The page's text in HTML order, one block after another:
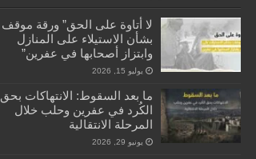
لا أتاوة على الحق” ورقة موقف
بشأن الاستيلاء على المنازل
وابتزاز أصحابها في عفرين”
يوليو 15, 2026
ما بعد السقوط: الانتهاكات بحق
الكُرد في عفرين وحلب خلال
المرحلة الانتقالية
يونيو 29, 2026